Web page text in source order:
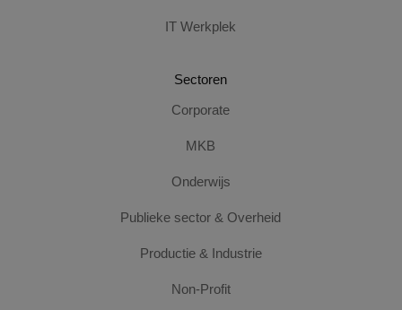
IT Werkplek
Sectoren
Corporate
MKB
Onderwijs
Publieke sector & Overheid
Productie & Industrie
Non-Profit